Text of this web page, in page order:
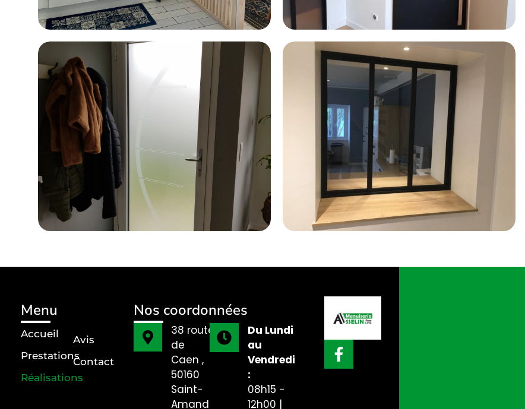
Menu
Accueil
Prestations
Réalisations
Avis
Contact
Nos coordonnées
38 route
de
Caen ,
50160
Saint-
Amand-
Du Lundi
au
Vendredi
:
08h15 -
12h00 |